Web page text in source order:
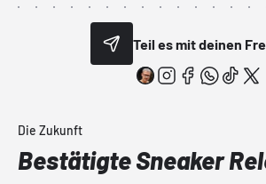
Teil es mit deinen
Die Zukunft
Bestätigte Sneaker